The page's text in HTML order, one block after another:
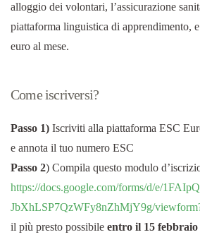
alloggio dei volontari, l’assicurazione
piattaforma linguistica di apprendimento,
euro al mese.
Come iscriversi?
Passo 1) Iscriviti alla piattaforma ESC
e annota il tuo numero ESC
Passo 2) Compila questo modulo
https://docs.google.com/forms/d/e/
JbXhLSP7QzWFy8nZhMjY9g/
il più presto possibile entro il 15 febbraio